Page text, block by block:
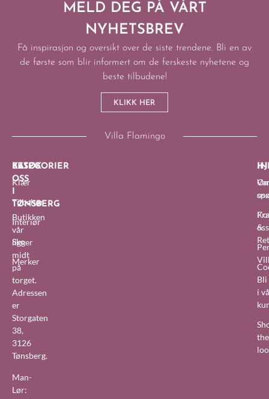
MELD DEG PÅ VÅRT
NYHETSBREV
Få inspirasjon og oversikt over de siste trendene. Bli en av
de første som blir informert om de ferskeste nyhetene og
beste tilbudene!
KLIKK HER
Villa Flamingo
BESØK
OSS
I
TØNSBERG
Butikken
vår
ligger
midt
på
torget.
Adressen
er
Storgaten
38,
3126
Tønsberg.
Man-
Lør:
KATEGORIER
Klær
Tilbehør
Interiør
Sko
Merker
oss
&
Bli
i
the
oss